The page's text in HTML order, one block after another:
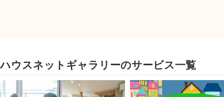
ハウスネットギャラリーのサービス一覧